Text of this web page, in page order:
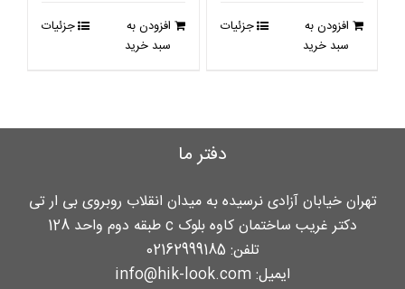
بود.
است.
افزودن به
سبد خرید
جزئیات
افزودن به
سبد خرید
جزئیات
دفتر ما
تهران خیابان آزادی نرسیده به میدان انقلاب روبروی بی ار تی
دکتر غریب ساختمان کاوه بلوک c طبقه دوم واحد 128
تلفن: 02162999185
ایمیل: info@hik-look.com